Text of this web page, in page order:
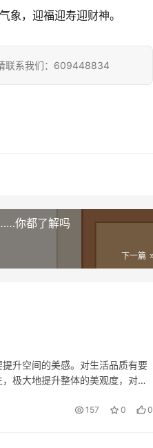
象，迎福迎寿迎财神。
联系我们：609448834
你都了解吗
下一篇
升空间的美感。对生活品质有要
极大地提升整体的美观度，对于
157 0 0